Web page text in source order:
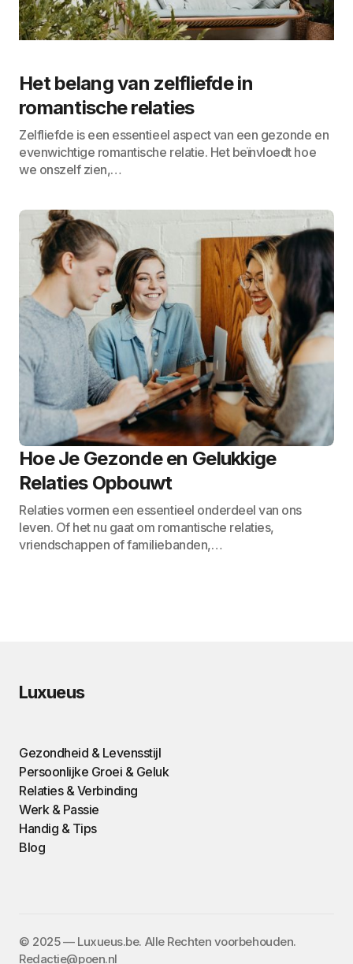
Het belang van zelfliefde in
romantische relaties
Zelfliefde is een essentieel aspect van een gezonde en
evenwichtige romantische relatie. Het beïnvloedt hoe
we onszelf zien,…
Hoe Je Gezonde en Gelukkige
Relaties Opbouwt
Relaties vormen een essentieel onderdeel van ons
leven. Of het nu gaat om romantische relaties,
vriendschappen of familiebanden,…
Luxueus
Gezondheid & Levensstijl
Persoonlijke Groei & Geluk
Relaties & Verbinding
Werk & Passie
Handig & Tips
Blog
©️ 2025 — Luxueus.be. Alle Rechten voorbehouden.
Redactie@poen.nl